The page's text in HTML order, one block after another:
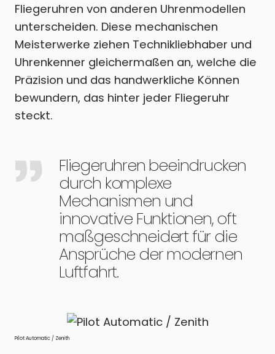
Fliegeruhren von anderen Uhrenmodellen
unterscheiden. Diese mechanischen
Meisterwerke ziehen Technikliebhaber und
Uhrenkenner gleichermaßen an, welche die
Präzision und das handwerkliche Können
bewundern, das hinter jeder Fliegeruhr
steckt.
Fliegeruhren beeindrucken
durch komplexe
Mechanismen und
innovative Funktionen, oft
maßgeschneidert für die
Ansprüche der modernen
Luftfahrt.
Pilot Automatic / Zenith